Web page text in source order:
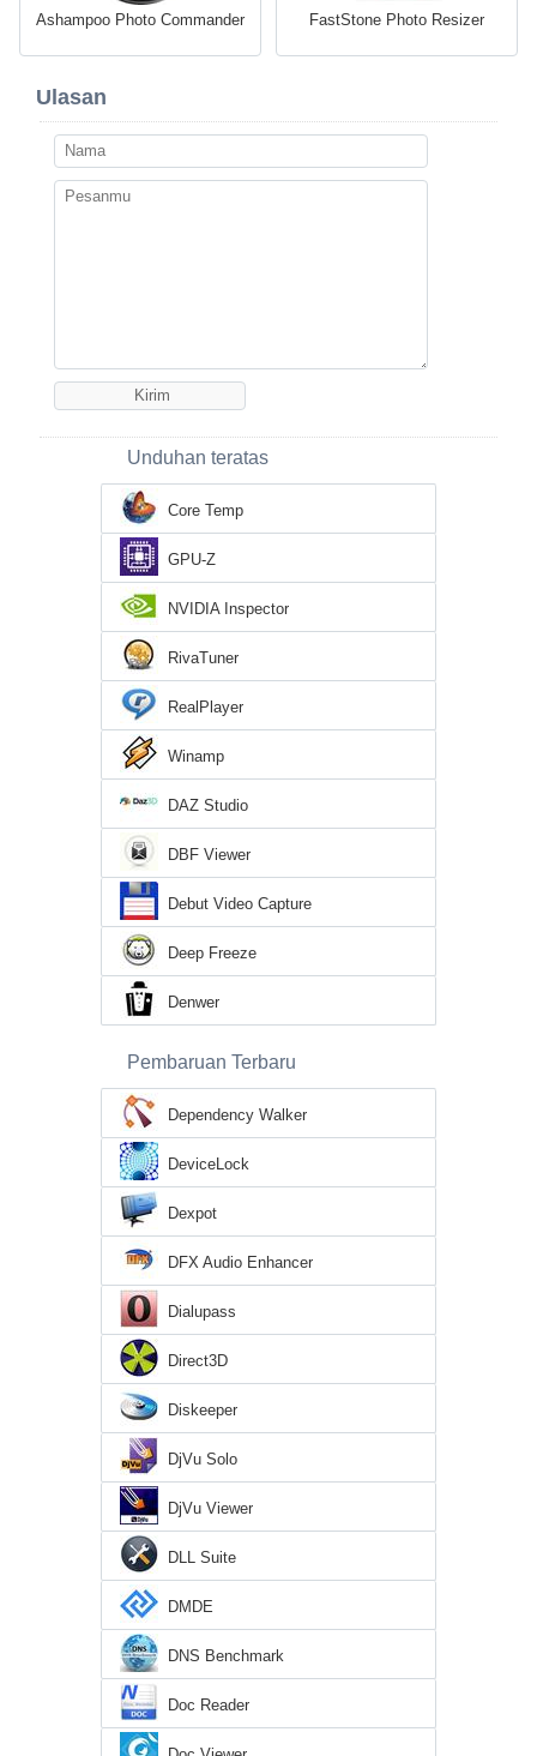
Ashampoo Photo Commander FastStone Photo Resizer
Ulasan
Unduhan teratas
Core Temp
GPU-Z
NVIDIA Inspector
RivaTuner
RealPlayer
Winamp
DAZ Studio
DBF Viewer
Debut Video Capture
Deep Freeze
Denwer
Pembaruan Terbaru
Dependency Walker
DeviceLock
Dexpot
DFX Audio Enhancer
Dialupass
Direct3D
Diskeeper
DjVu Solo
DjVu Viewer
DLL Suite
DMDE
DNS Benchmark
Doc Reader